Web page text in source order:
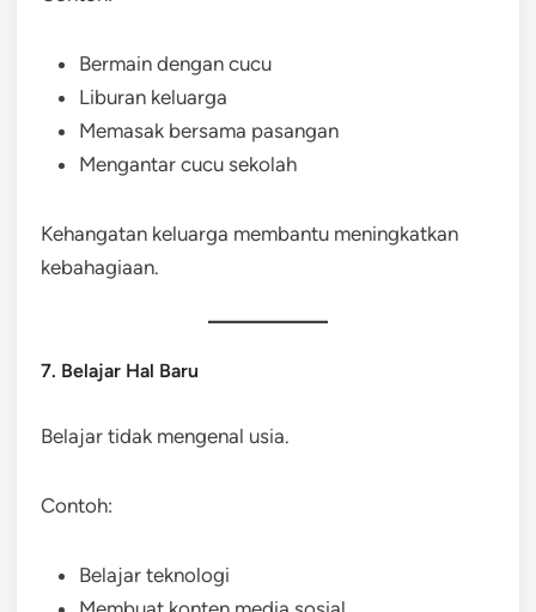
Bermain dengan cucu
Liburan keluarga
Memasak bersama pasangan
Mengantar cucu sekolah
Kehangatan keluarga membantu meningkatkan
kebahagiaan.
7. Belajar Hal Baru
Belajar tidak mengenal usia.
Contoh:
Belajar teknologi